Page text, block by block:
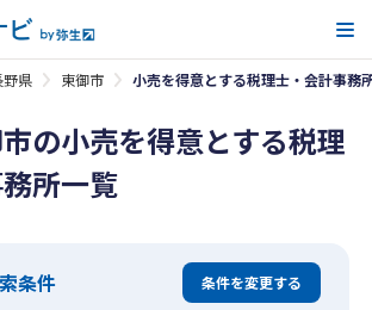
野県 東御市 小売を得意とする税理士・会計事務
の小売を得意とする税理
所一覧
条件 条件を変更する